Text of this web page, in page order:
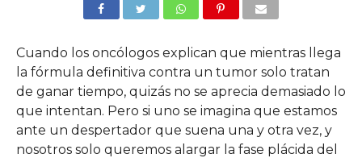
Cuando los oncólogos explican que mientras llega
la fórmula definitiva contra un tumor solo tratan
de ganar tiempo, quizás no se aprecia demasiado lo
que intentan. Pero si uno se imagina que estamos
ante un despertador que suena una y otra vez, y
nosotros solo queremos alargar la fase plácida del